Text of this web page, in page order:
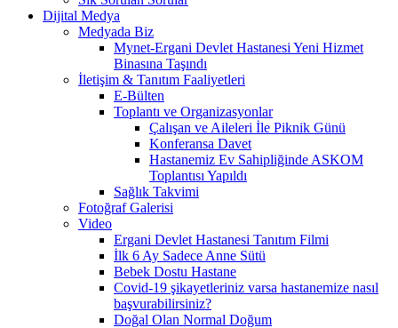
Dijital Medya
Medyada Biz
Mynet-Ergani Devlet Hastanesi Yeni Hizmet
Binasına Taşındı
İletişim & Tanıtım Faaliyetleri
E-Bülten
Toplantı ve Organizasyonlar
Çalışan ve Aileleri İle Piknik Günü
Konferansa Davet
Hastanemiz Ev Sahipliğinde ASKOM
Toplantısı Yapıldı
Sağlık Takvimi
Fotoğraf Galerisi
Video
Ergani Devlet Hastanesi Tanıtım Filmi
İlk 6 Ay Sadece Anne Sütü
Bebek Dostu Hastane
Covid-19 şikayetleriniz varsa hastanemize nasıl
başvurabilirsiniz?
Doğal Olan Normal Doğum